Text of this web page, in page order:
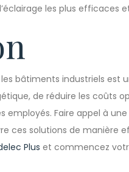
les plus efficaces
les bâtiments industriels
de réduire les coûts
employés. Faire appel à
ces solutions de manière
Plus et commencez